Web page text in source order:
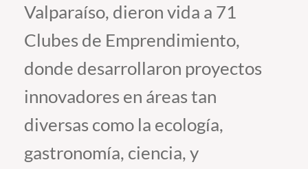
Formación Continua
Funcionarios
Alumni
Valparaíso, dieron vida a 71
Clubes de Emprendimiento,
donde desarrollaron proyectos
innovadores en áreas tan
diversas como la ecología,
gastronomía, ciencia, y